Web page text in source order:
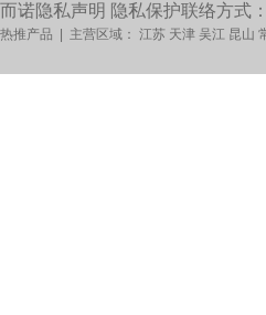
而诺隐私声明 隐私保护联络方式
热推产品 | 主营区域： 江苏 天津 吴江 昆山